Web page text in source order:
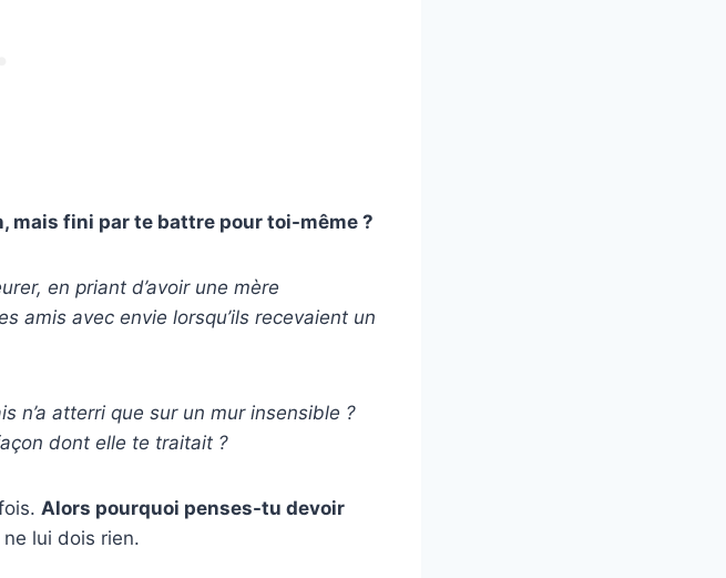
mais fini par te battre pour toi-même ?
en priant d’avoir une mère
amis avec envie lorsqu’ils recevaient un
n’a atterri que sur un mur insensible ?
dont elle te traitait ?
Alors pourquoi penses-tu devoir
lui dois rien.